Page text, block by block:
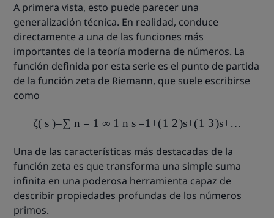
A primera vista, esto puede parecer una
generalización técnica. En realidad, conduce
directamente a una de las funciones más
importantes de la teoría moderna de números. La
función definida por esta serie es el punto de partida
de la función zeta de Riemann, que suele escribirse
como
ζ( s )=∑ n = 1 ∞ 1 n s =1+( 1 2)s+( 1 3)s+…
Una de las características más destacadas de la
función zeta es que transforma una simple suma
infinita en una poderosa herramienta capaz de
describir propiedades profundas de los números
primos.